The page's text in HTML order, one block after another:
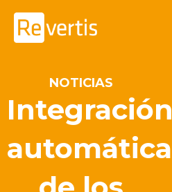
contenido
NOTICIAS
Integración
automática